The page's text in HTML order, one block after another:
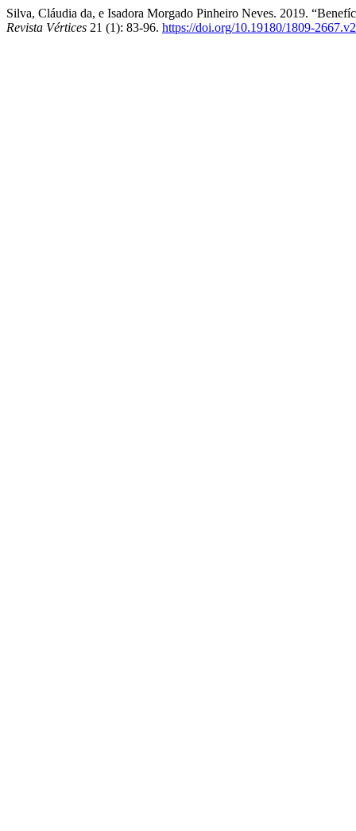
Silva, Cláudia da, e Isadora Morgado Pinheiro Neves. 2019.
Revista Vértices 21 (1): 83-96. https://doi.org/10.19180/1809-